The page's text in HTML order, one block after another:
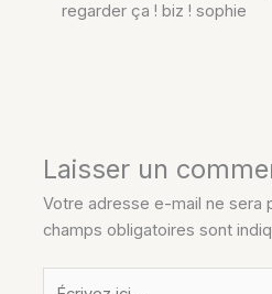
regarder ça ! biz ! sophie
Laisser un
Votre adresse e-mail ne sera
champs obligatoires sont
Écrivez